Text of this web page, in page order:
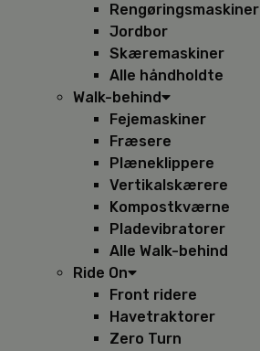
Rengøringsmaskiner
Jordbor
Skæremaskiner
Alle håndholdte
Walk-behind
Fejemaskiner
Fræsere
Plæneklippere
Vertikalskærere
Kompostkværne
Pladevibratorer
Alle Walk-behind
Ride On
Front ridere
Havetraktorer
Zero Turn